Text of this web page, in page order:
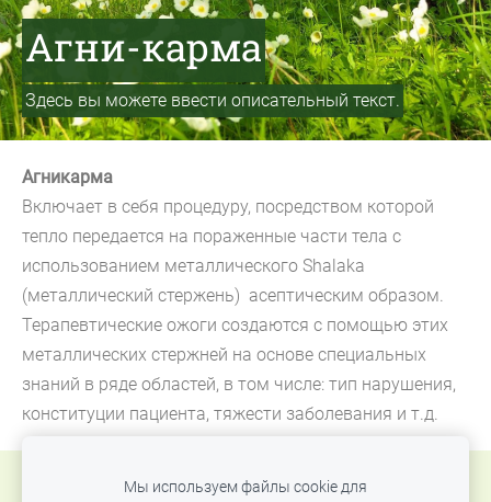
Агни-карма
Здесь вы можете ввести описательный текст.
Агникарма
Включает в себя процедуру, посредством которой
тепло передается на пораженные части тела с
использованием металлического Shalaka
(металлический стержень) асептическим образом.
Терапевтические ожоги создаются с помощью этих
металлических стержней на основе специальных
знаний в ряде областей, в том числе: тип нарушения,
конституции пациента, тяжести заболевания и т.д.
Файлы cookie
Мы используем файлы cookie для